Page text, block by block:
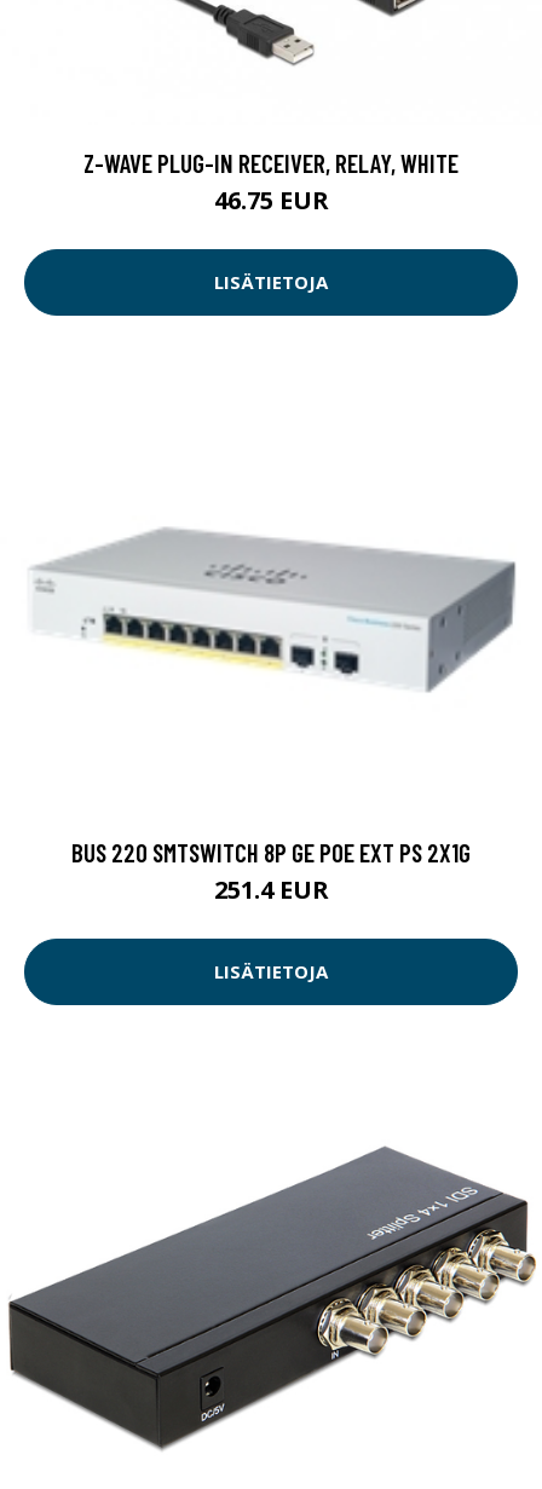
Z-WAVE PLUG-IN RECEIVER, RELAY, WHITE
46.75 EUR
LISÄTIETOJA
BUS 220 SMTSWITCH 8P GE POE EXT PS 2X1G
251.4 EUR
LISÄTIETOJA